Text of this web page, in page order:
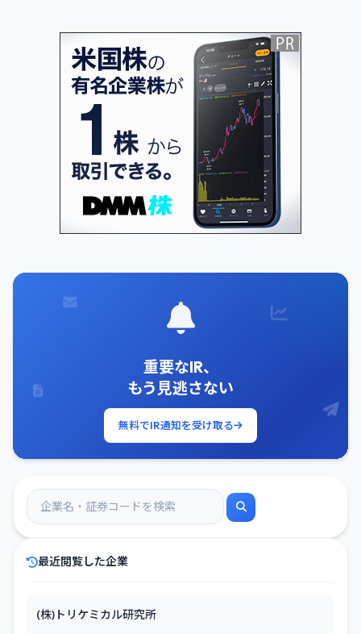
重要なIR、
もう見逃さない
無料でIR通知を受け取る
最近閲覧した企業
(株)トリケミカル研究所